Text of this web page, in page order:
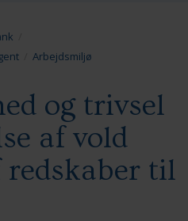
Arbejdsmiljø
og trivsel
af vold
redskaber til